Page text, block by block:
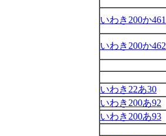
いわき200か461
いわき200か462
いわき22あ30
いわき200あ92
いわき200あ93